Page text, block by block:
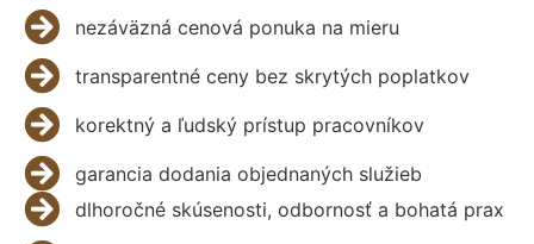
nezáväzná cenová ponuka na mieru
transparentné ceny bez skrytých poplatkov
korektný a ľudský prístup pracovníkov
garancia dodania objednaných služieb
dlhoročné skúsenosti, odbornosť a bohatá prax